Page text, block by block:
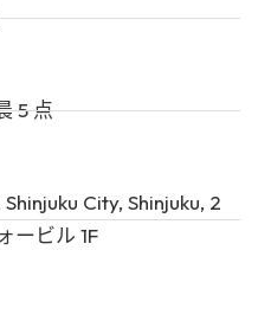
5 点
City, Shinjuku, 2
ービル 1F